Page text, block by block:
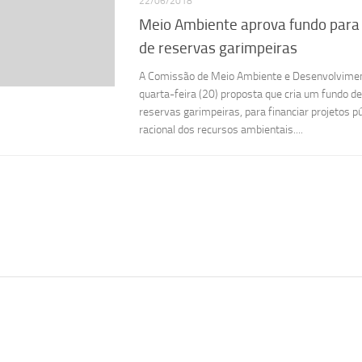
Meio Ambiente aprova fundo
de reservas garimpeiras
A Comissão de Meio Ambiente e
quarta-feira (20) proposta que cria um fundo
reservas garimpeiras, para financiar projetos
racional dos recursos ambientais....